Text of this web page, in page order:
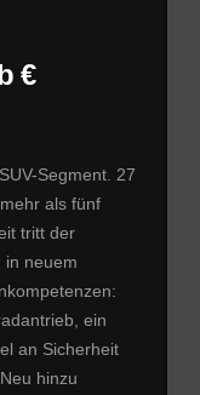
€
Segment. 27
als fünf
tritt der
in neuem
ein
an Sicherheit
hinzu